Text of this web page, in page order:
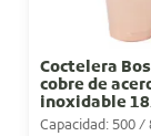
Coctelera
cobre de
inoxidable
Capacidad: 500 /